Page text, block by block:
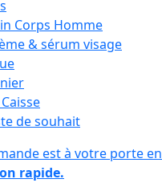
Corps Homme
& sérum visage
de souhait
est à votre porte en
rapide.